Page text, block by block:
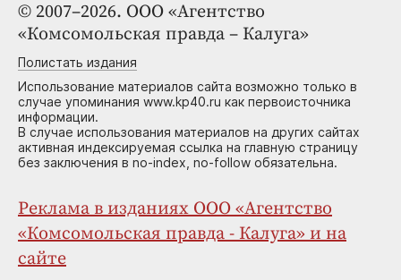
© 2007–2026. ООО «Агентство
«Комсомольская правда – Калуга»
Полистать издания
Использование материалов сайта возможно только в
случае упоминания www.kp40.ru как первоисточника
информации.
В случае использования материалов на других сайтах
активная индексируемая ссылка на главную страницу
без заключения в no-index, no-follow обязательна.
Реклама в изданиях ООО «Агентство
«Комсомольская правда - Калуга» и на
сайте